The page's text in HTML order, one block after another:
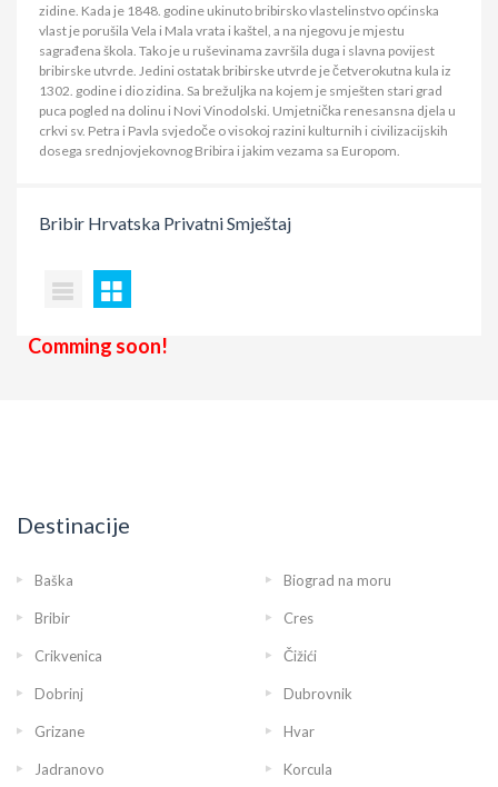
zidine. Kada je 1848. godine ukinuto bribirsko vlastelinstvo općinska
vlast je porušila Vela i Mala vrata i kaštel, a na njegovu je mjestu
sagrađena škola. Tako je u ruševinama završila duga i slavna povijest
bribirske utvrde. Jedini ostatak bribirske utvrde je četverokutna kula iz
1302. godine i dio zidina. Sa brežuljka na kojem je smješten stari grad
puca pogled na dolinu i Novi Vinodolski. Umjetnička renesansna djela u
crkvi sv. Petra i Pavla svjedoče o visokoj razini kulturnih i civilizacijskih
dosega srednjovjekovnog Bribira i jakim vezama sa Europom.
Bribir Hrvatska Privatni Smještaj
Comming soon!
Destinacije
Baška Biograd na moru
Bribir Cres
Crikvenica Čižići
Dobrinj Dubrovnik
Grizane Hvar
Jadranovo Korcula